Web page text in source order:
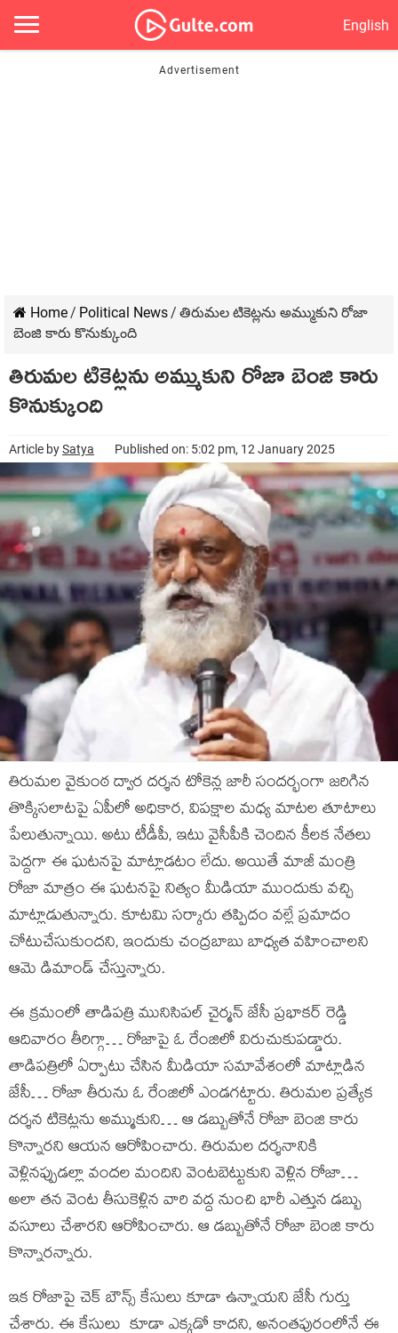
English
Home/ Political News/ తిరుమల టికెట్లను అమ్ముకుని రోజా
బెంజి కారు కొనుక్కుంది
తిరుమల టికెట్లను అమ్ముకుని రోజా బెంజి కారు
కొనుక్కుంది
Article bySatya Published on: 5:02 pm, 12 January 2025
తిరుమల వైకుంఠ ద్వార దర్శన టోకెన్ల జారీ సందర్భంగా జరిగిన
తొక్కిసలాటపై ఏపీలో అధికార, విపక్షాల మధ్య మాటల తూటాలు
పేలుతున్నాయి. అటు టీడీపీ, ఇటు వైసీపీకి చెందిన కీలక నేతలు
పెద్దగా ఈ ఘటనపై మాట్లాడటం లేదు. అయితే మాజీ మంత్రి
రోజా మాత్రం ఈ ఘటనపై నిత్యం మీడియా ముందుకు వచ్చి
మాట్లాడుతున్నారు. కూటమి సర్కారు తప్పిదం వల్లే ప్రమాదం
చోటుచేసుకుందని, ఇందుకు చంద్రబాబు బాధ్యత వహించాలని
ఆమె డిమాండ్ చేస్తున్నారు.
ఈ క్రమంలో తాడిపత్రి మునిసిపల్ చైర్మన్ జేసీ ప్రభాకర్ రెడ్డి
ఆదివారం తీరిగ్గా… రోజాపై ఓ రేంజిలో విరుచుకుపడ్డారు.
తాడిపత్రిలో ఏర్పాటు చేసిన మీడియా సమావేశంలో మాట్లాడిన
జేసీ… రోజా తీరును ఓ రేంజిలో ఎండగట్టారు. తిరుమల ప్రత్యేక
దర్శన టికెట్లను అమ్ముకుని… ఆ డబ్బుతోనే రోజా బెంజి కారు
కొన్నారని ఆయన ఆరోపించారు. తిరుమల దర్శనానికి
వెళ్లినప్పుడల్లా వందల మందిని వెంటబెట్టుకుని వెళ్లిన రోజా…
అలా తన వెంట తీసుకెళ్లిన వారి వద్ద నుంచి భారీ ఎత్తున డబ్బు
వసూలు చేశారని ఆరోపించారు. ఆ డబ్బుతోనే రోజా బెంజి కారు
కొన్నారన్నారు.
ఇక రోజాపై చెక్ బౌన్స్ కేసులు కూడా ఉన్నాయని జేసీ గుర్తు
చేశారు. ఈ కేసులు కూడా ఎక్కడో కాదని, అనంతపురంలోనే ఈ